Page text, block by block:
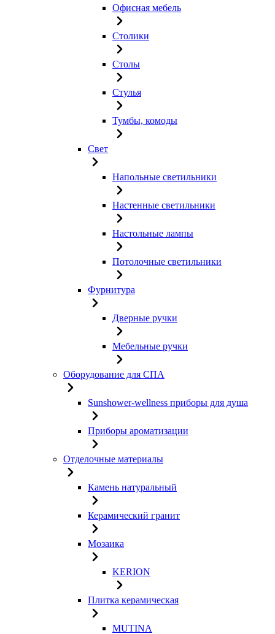
Офисная мебель
Столики
Столы
Стулья
Тумбы, комоды
Свет
Напольные светильники
Настенные светильники
Настольные лампы
Потолочные светильники
Фурнитура
Дверные ручки
Мебельные ручки
Оборудование для СПА
Sunshower-wellness приборы для душа
Приборы ароматизации
Отделочные материалы
Камень натуральный
Керамический гранит
Мозаика
KERION
Плитка керамическая
MUTINA